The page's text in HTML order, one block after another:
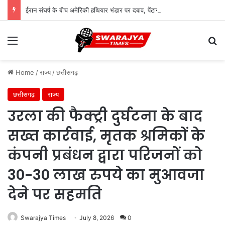
Menu
Home /राज्य /छत्तीसगढ़
छत्तीसगढ़ राज्य
उरला की फैक्ट्री दुर्घटना के बाद
सख्त कार्रवाई, मृतक श्रमिकों के
कंपनी प्रबंधन द्वारा परिजनों को
30-30 लाख रुपये का मुआवजा
देने पर सहमति
Swarajya Times July 8, 2026 0